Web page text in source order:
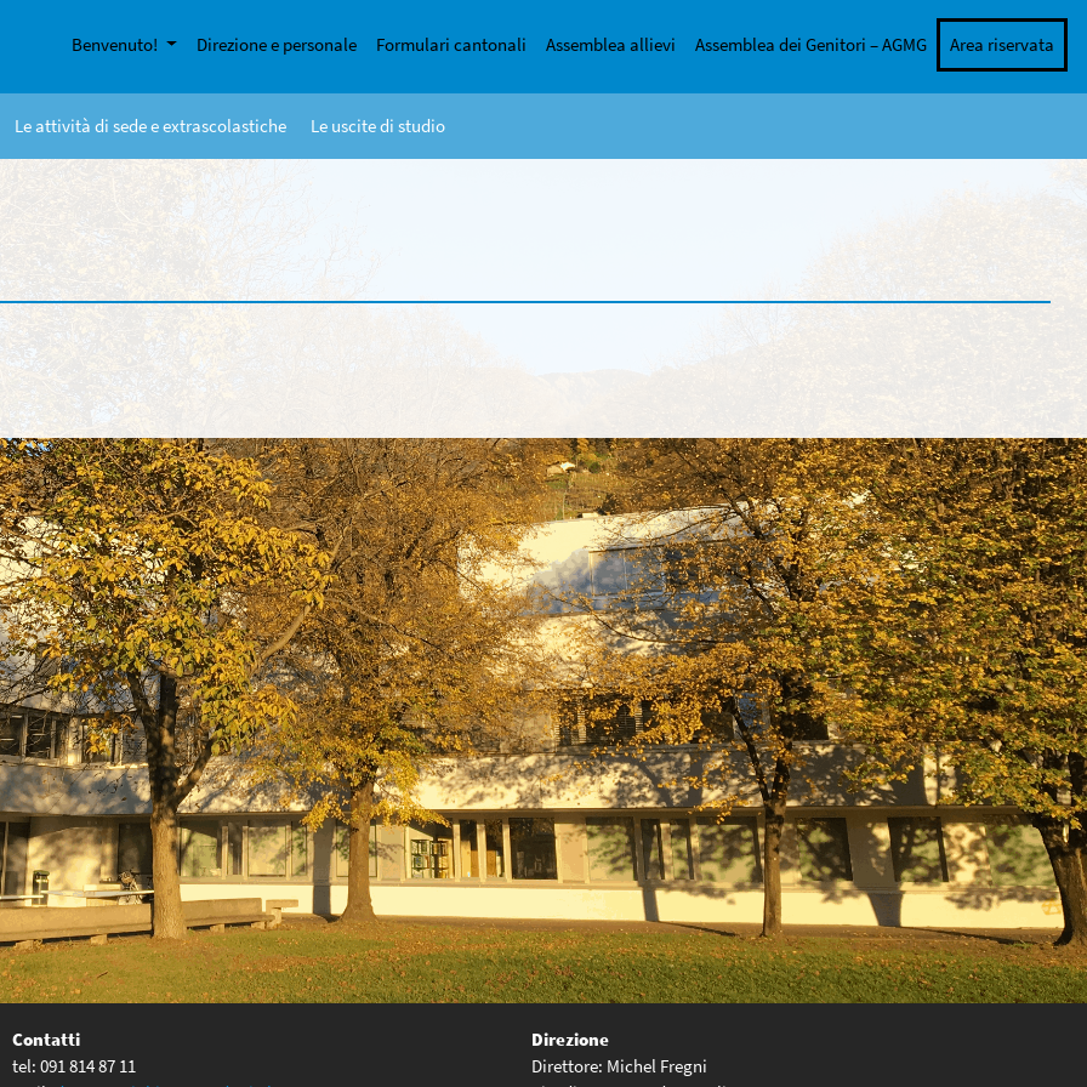
Benvenuto! Direzione e personale Formulari cantonali Assemblea allievi Assemblea dei Genitori – AGMG Area riservata
Le attività di sede e extrascolastiche Le uscite di studio
Contatti
tel: 091 814 87 11
Direzione
Direttore: Michel Fregni